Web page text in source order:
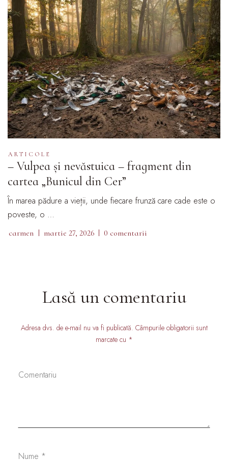
ARTICOLE
– Vulpea și nevăstuica – fragment din
cartea „Bunicul din Cer”
În marea pădure a vieții, unde fiecare frunză care cade este o
poveste, o …
carmen martie 27, 2026 0 comentarii
Lasă un comentariu
Adresa dvs. de e-mail nu va fi publicată. Câmpurile obligatorii sunt
marcate cu *